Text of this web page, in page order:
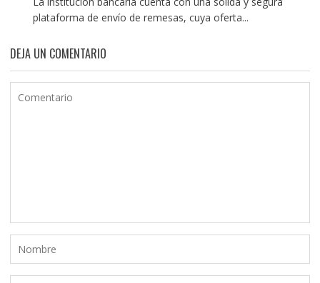
plataforma de envío de remesas, cuya oferta...
DEJA UN COMENTARIO